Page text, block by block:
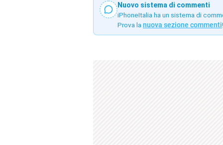
Nuovo sistema di commenti
iPhoneItalia ha un sistema di
Prova la nuova sezione commenti!